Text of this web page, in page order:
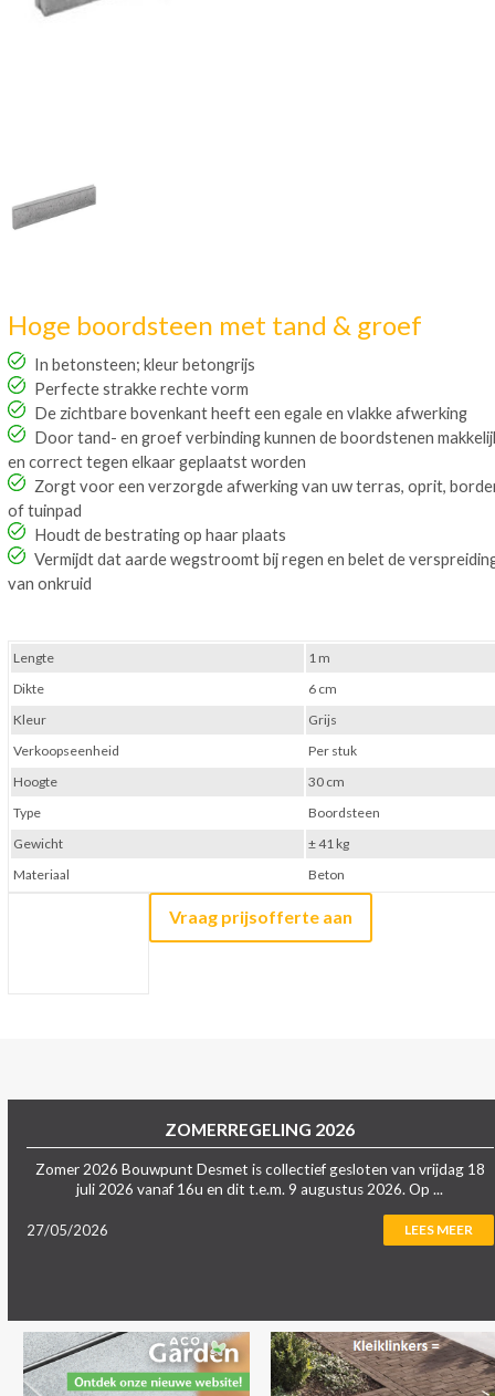
Hoge boordsteen met tand & groef
In betonsteen; kleur betongrijs
Perfecte strakke rechte vorm
De zichtbare bovenkant heeft een egale en vlakke afwerking
Door tand- en groef verbinding kunnen de boordstenen
en correct tegen elkaar geplaatst worden
Zorgt voor een verzorgde afwerking van uw terras, oprit,
of tuinpad
Houdt de bestrating op haar plaats
Vermijdt dat aarde wegstroomt bij regen en belet de
van onkruid
Vraag prijsofferte aan
Lengte
1 m
Dikte
6 cm
Kleur
Grijs
Verkoopseenheid
Per stuk
Hoogte
30 cm
Type
Boordsteen
Gewicht
± 41 kg
Materiaal
Beton
ZOMERREGELING 2026
Zomer 2026 Bouwpunt Desmet is collectief gesloten van vrijdag 18
juli 2026 vanaf 16u en dit t.e.m. 9 augustus 2026. Op ...
27/05/2026 LEES MEER